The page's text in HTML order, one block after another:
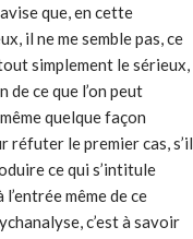
que, en cette
il ne me semble pas, ce
simplement le sérieux,
de ce que l’on peut
quelque façon
réfuter le premier cas, s’il
ce qui s’intitule
même de ce
c’est à savoir